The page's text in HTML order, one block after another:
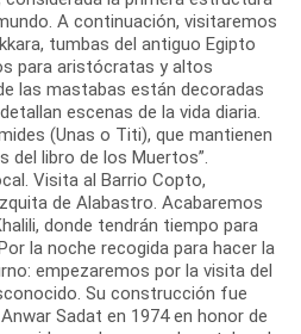
A continuación, visitaremos
tumbas del antiguo Egipto
para aristócratas y altos
las mastabas están decoradas
escenas de la vida diaria.
(Unas o Titi), que mantienen
del libro de los Muertos”.
Visita al Barrio Copto,
de Alabastro. Acabaremos
donde tendrán tiempo para
la noche recogida para hacer la
empezaremos por la visita del
Su construcción fue
Sadat en 1974 en honor de